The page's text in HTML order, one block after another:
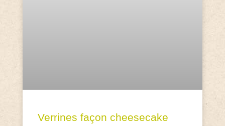
Verrines façon cheesecake